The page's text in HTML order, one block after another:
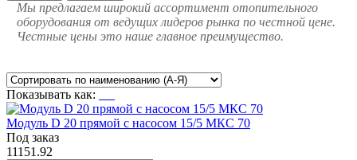
Мы предлагаем широкий ассортимент отопительного
оборудования от ведущих лидеров рынка по честной цене.
Честные цены это наше главное преимущество.
Показывать как:
Модуль D 20 прямой с насосом 15/5 МКС 70
Под заказ
11151.92